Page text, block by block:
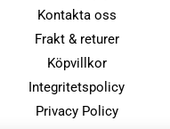
Kontakta oss
Frakt & returer
Köpvillkor
Integritetspolicy
Privacy Policy